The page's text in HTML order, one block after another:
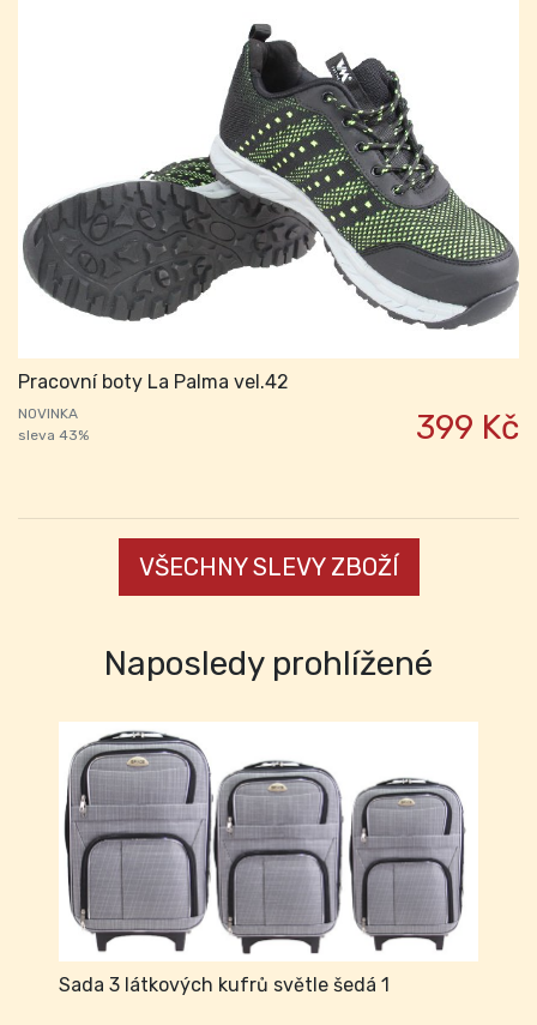
Pracovní boty La Palma vel.42
NOVINKA
sleva 43%
399 Kč
VŠECHNY SLEVY ZBOŽÍ
Naposledy prohlížené
Sada 3 látkových kufrů světle šedá 1